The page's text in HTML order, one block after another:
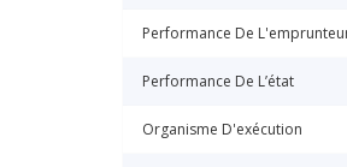
Performance De
Performance De L’état
Organisme D'exécution